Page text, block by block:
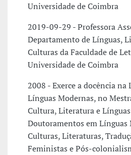
Universidade de Coimbra
2019-09-29 - Professora
Departamento de Línguas,
Culturas da Faculdade de
Universidade de Coimbra
2008 - Exerce a docência
Línguas Modernas, no
Cultura, Literatura e
Doutoramentos em Línguas
Culturas, Literaturas,
Feministas e Pós-